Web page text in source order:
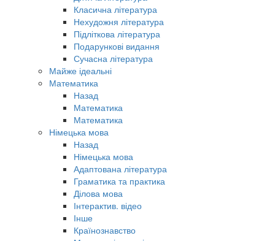
Класична література
Нехудожня література
Підліткова література
Подарункові видання
Сучасна література
Майже ідеальні
Математика
Назад
Математика
Математика
Німецька мова
Назад
Німецька мова
Адаптована література
Граматика та практика
Ділова мова
Інтерактив. відео
Інше
Країнознавство